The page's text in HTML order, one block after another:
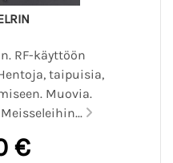
RF-käyttöön
taipuisia,
Muovia.
€